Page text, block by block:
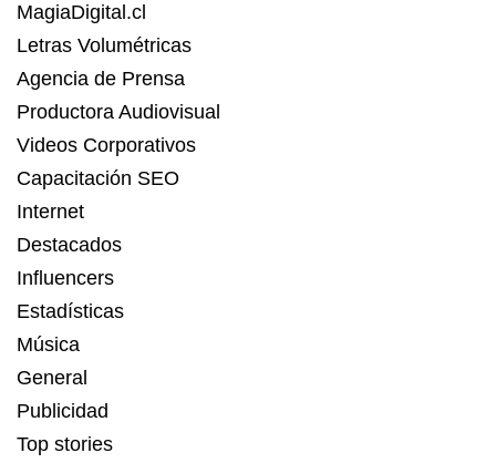
MagiaDigital.cl
Letras Volumétricas
Agencia de Prensa
Productora Audiovisual
Videos Corporativos
Capacitación SEO
Internet
Destacados
Influencers
Estadísticas
Música
General
Publicidad
Top stories